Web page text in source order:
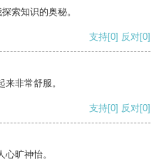
索知识的奥秘。
支持[0] 反对[0]
非常舒服。
支持[0] 反对[0]
旷神怡。